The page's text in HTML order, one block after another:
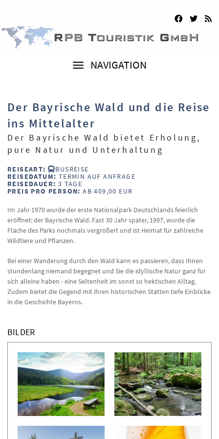
NAVIGATION
Der Bayrische Wald und die Reise
ins Mittelalter
Der Bayrische Wald bietet Erholung,
pure Natur und Unterhaltung
REISEART:
BUSREISE
REISEDATUM: TERMIN AUF ANFRAGE
REISEDAUER: 3 TAGE
PREIS PRO PERSON: AB 409,00 EUR
Im Jahr 1970 wurde der erste Nationalpark Deutschlands feierlich
eröffnet: der Bayrische Wald. Fast 30 Jahr später, 1997, wurde die
Fläche des Parks nochmals vergrößert und ist Heimat für zahlreiche
Wildtiere und Pflanzen.
Bei einer Wanderung durch den Wald kann es passieren, dass Ihnen
stundenlang niemand begegnet und Sie die idyllische Natur ganz für
sich alleine haben - eine Seltenheit im sonst so hektischen Alltag.
Zudem bietet die Gegend mit ihren historischen Stätten tiefe Einblicke
in die Geschichte Bayerns.
BILDER